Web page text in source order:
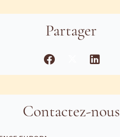
Partager
Contactez-nous